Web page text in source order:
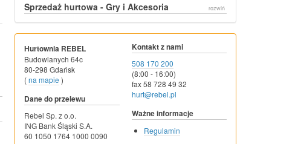
Sprzedaż hurtowa - Gry i Akcesoria rozwiń
Hurtownia REBEL
Budowlanych 64c
80-298 Gdańsk
(na mapie )
Dane do przelewu
Rebel Sp. z o.o.
ING Bank Śląski S.A.
60 1050 1764 1000 0090
Kontakt z nami
508 170 200
(8:00 - 16:00)
fax 58 728 49 32
hurt@rebel.pl
Ważne informacje
Regulamin